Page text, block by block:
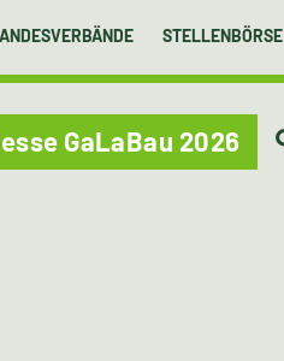
STELLENBÖRSE
GaLaBau 2026